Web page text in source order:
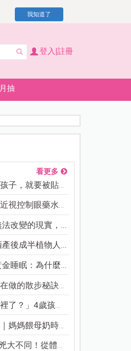
我知道了
登入|註冊
抽
看更多
，就要被貼「...
控制眼藥水納...
改變的現實，...
後成半植物人...
睡眠：為什麼...
的散步秘訣！...
？」4歲孩子還...
媽餵母奶時，...
不同！從體質...